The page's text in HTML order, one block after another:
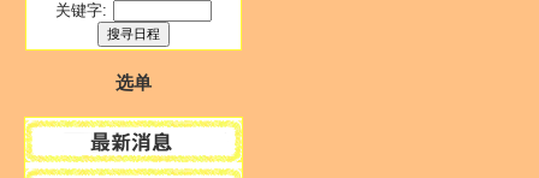
关键字:
选单